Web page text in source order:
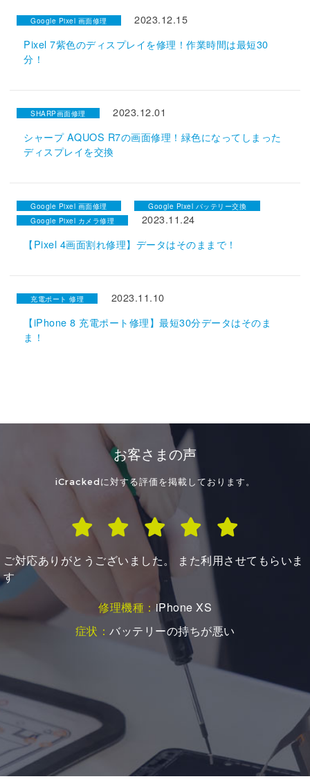
Google Pixel 画面修理
2023.12.15
Pixel 7紫色のディスプレイを修理！作業時間は最短30
分！
SHARP画面修理
2023.12.01
シャープ AQUOS R7の画面修理！緑色になってしまった
ディスプレイを交換
Google Pixel 画面修理
Google Pixel バッテリー交換
Google Pixel カメラ修理
2023.11.24
【Pixel 4画面割れ修理】データはそのままで！
充電ポート 修理
2023.11.10
【iPhone 8 充電ポート修理】最短30分データはそのま
ま！
お客さまの声
iCrackedに対する評価を掲載しております。
１００点満点のサービスでした
修理機種：
iPhone 8 Plus
症状：バッテリーの持ちが悪い